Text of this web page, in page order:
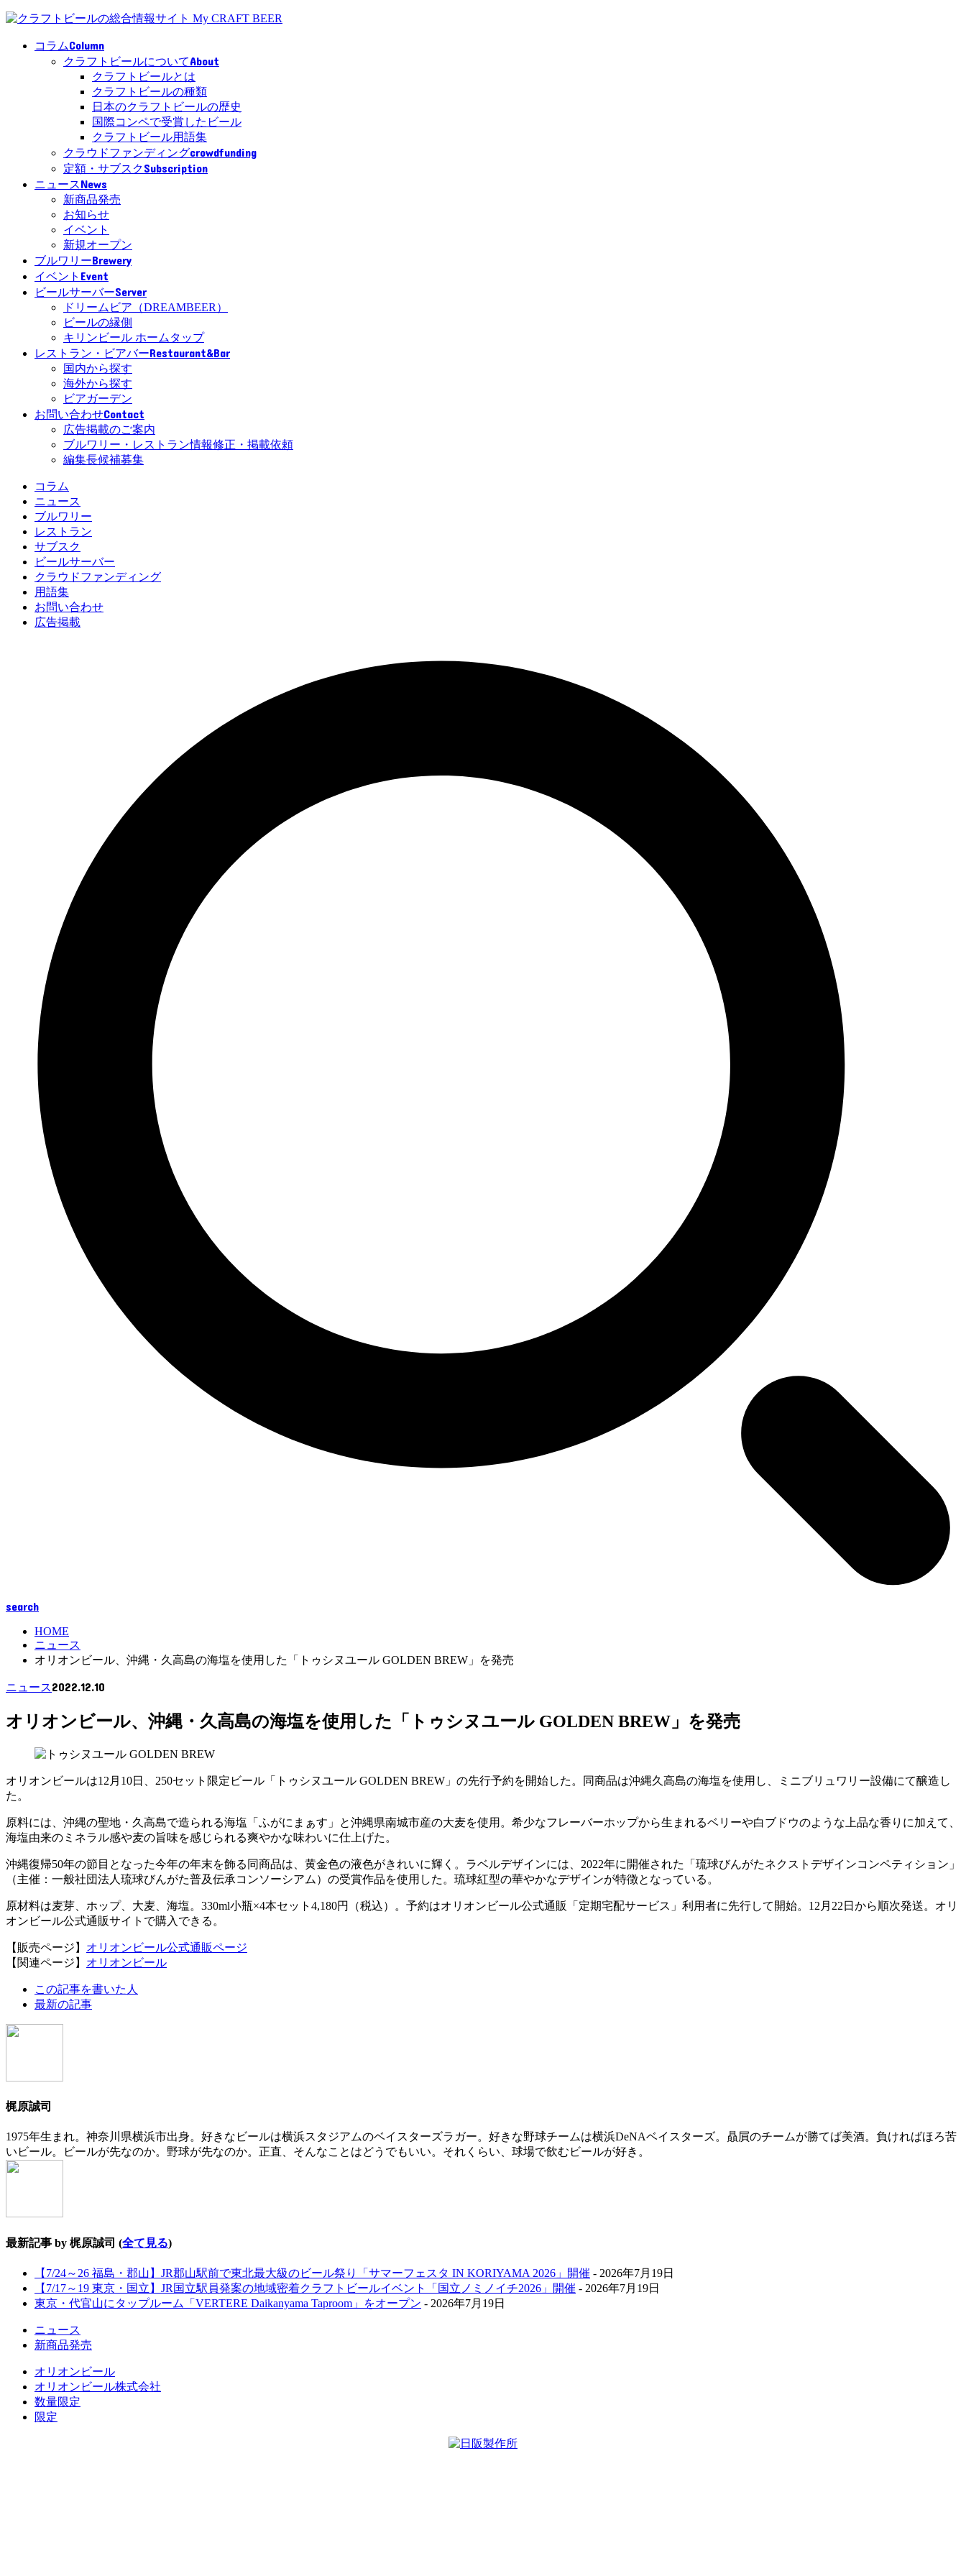
コラムColumn
クラフトビールについてAbout
クラフトビールとは
クラフトビールの種類
日本のクラフトビールの歴史
国際コンペで受賞したビール
クラフトビール用語集
クラウドファンディングcrowdfunding
定額・サブスクSubscription
ニュースNews
新商品発売
お知らせ
イベント
新規オープン
ブルワリーBrewery
イベント Event
ビールサーバーServer
ドリームビア（DREAMBEER）
ビールの縁側
キリンビール ホームタップ
レストラン・ビアバーRestaurant&Bar
国内から探す
海外から探す
ビアガーデン
お問い合わせContact
広告掲載のご案内
ブルワリー・レストラン情報修正・掲載依頼
編集長候補募集
コラム
ニュース
ブルワリー
レストラン
サブスク
ビールサーバー
クラウドファンディング
用語集
お問い合わせ
広告掲載
search
HOME
ニュース
オリオンビール、沖縄・久高島の海塩を使用した「トゥシヌユール GOLDEN BREW」を発売
ニュース2022.12.10
オリオンビール、沖縄・久高島の海塩を使用した「トゥシヌユール GOLDEN BREW」を発売
オリオンビールは12月10日、250セット限定ビール「トゥシヌユール GOLDEN BREW」の先行予約を開始した。同商品は沖縄久高島の海塩を使用し、ミニブリュワリー設備にて醸造し
た。
原料には、沖縄の聖地・久高島で造られる海塩「ふがにまぁす」と沖縄県南城市産の大麦を使用。希少なフレーバーホップから生まれるベリーや白ブドウのような上品な香りに加えて、
海塩由来のミネラル感や麦の旨味を感じられる爽やかな味わいに仕上げた。
沖縄復帰50年の節目となった今年の年末を飾る同商品は、黄金色の液色がきれいに輝く。ラベルデザインには、2022年に開催された「琉球びんがたネクストデザインコンペティション」
（主催：一般社団法人琉球びんがた普及伝承コンソーシアム）の受賞作品を使用した。琉球紅型の華やかなデザインが特徴となっている。
原材料は麦芽、ホップ、大麦、海塩。330ml小瓶×4本セット4,180円（税込）。予約はオリオンビール公式通販「定期宅配サービス」利用者に先行して開始。12月22日から順次発送。オリ
オンビール公式通販サイトで購入できる。
【販売ページ】 オリオンビール公式通販ページ
【関連ページ】 オリオンビール
following
tabs
change
この記事を書いた人
最新の記事
梶原誠司
1975年生まれ。神奈川県横浜市出身。好きなビールは横浜スタジアムのベイスターズラガー。好きな野球チームは横浜DeNAベイスターズ。贔屓のチームが勝てば美酒。負ければほろ苦
いビール。ビールが先なのか。野球が先なのか。正直、そんなことはどうでもいい。それくらい、球場で飲むビールが好き。
最新記事 by 梶原誠司 (全て見る)
【7/24～26 福島・郡山】JR郡山駅前で東北最大級のビール祭り「サマーフェスタ IN KORIYAMA 2026」開催 - 2026年7月19日
【7/17～19 東京・国立】JR国立駅員発案の地域密着クラフトビールイベント「国立ノミノイチ2026」開催 - 2026年7月19日
東京・代官山にタップルーム「VERTERE Daikanyama Taproom」をオープン - 2026年7月19日
ニュース
新商品発売
オリオンビール
オリオンビール株式会社
数量限定
限定